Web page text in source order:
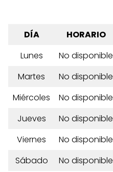
DÍA
HORARIO
Lunes
No disponible
Martes
No disponible
Miércoles
No disponible
Jueves
No disponible
Viernes
No disponible
Sábado
No disponible